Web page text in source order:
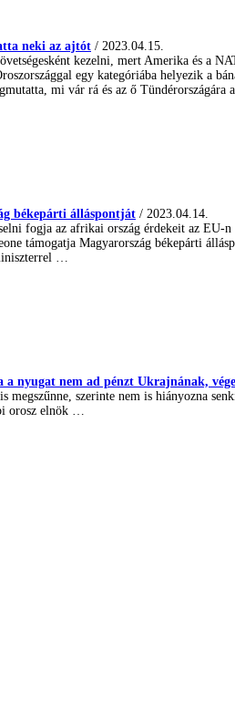
neki az ajtót / 2023.04.15.
kezelni, mert Amerika és a
egy kategóriába helyezik a
mi vár rá és az ő
békepárti álláspontját / 2023.04.14.
fogja az afrikai ország érdekeit az
támogatja Magyarország békepárti
…
nyugat nem ad pénzt Ukrajnának,
megszűnne, szerinte nem is hiányozna
orosz elnök …